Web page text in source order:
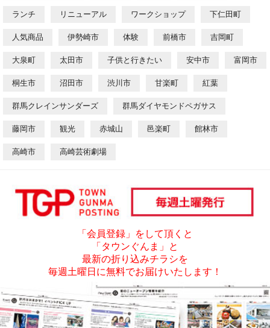
ランチ リニューアル ワークショップ 下仁田町
人気商品 伊勢崎市 体験 前橋市 吉岡町
大泉町 太田市 子供と行きたい 安中市 富岡市
桐生市 沼田市 渋川市 甘楽町 紅葉
群馬クレインサンダーズ 群馬ダイヤモンドペガサス
藤岡市 観光 赤城山 邑楽町 館林市
高崎市 高崎芸術劇場
「会員登録」をして頂くと
「タウンぐんま」と
最新の折り込みチラシを
毎週土曜日に無料でお届けいたします！